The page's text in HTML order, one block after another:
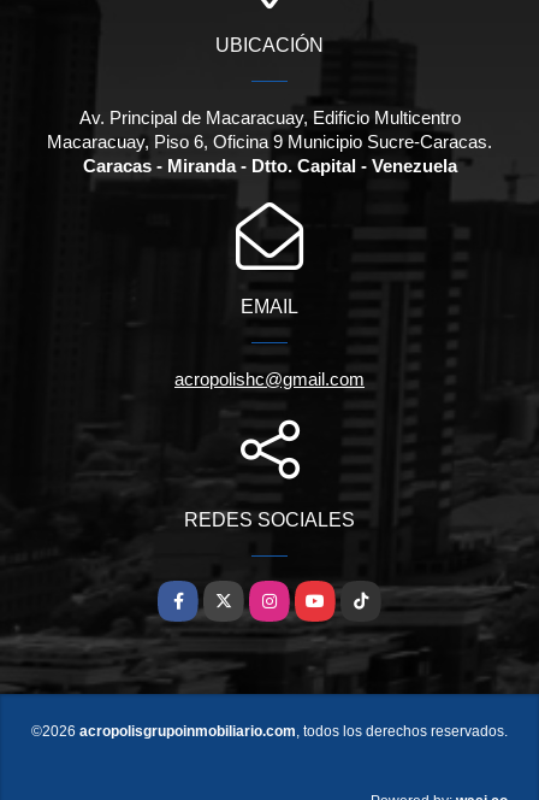
UBICACIÓN
Av. Principal de Macaracuay, Edificio Multicentro
Macaracuay, Piso 6, Oficina 9 Municipio Sucre-Caracas.
Caracas - Miranda - Dtto. Capital - Venezuela
EMAIL
acropolishc@gmail.com
REDES SOCIALES
Facebook
X InstagramYouTubeTikTok
©2026 acropolisgrupoinmobiliario.com, todos los derechos reservados.